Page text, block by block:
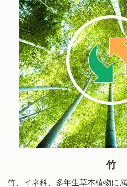
竹
竹、イネ科、多年生草本植物に